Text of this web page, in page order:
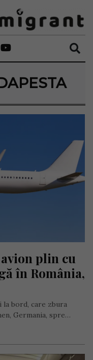
plin cu
în România,
la bord, care zbura
Germania, spre…